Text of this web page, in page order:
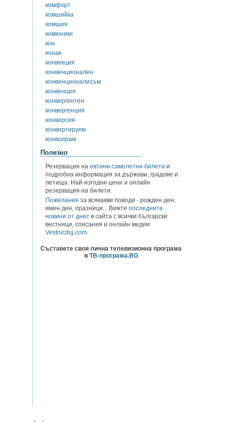
комфорт
комшийка
комшия
комюнике
кон
конак
конвекция
конвенционален
конвенционализъм
конвенция
конвергентен
конвергенция
конверсия
конвертируем
конвоирам
Полезно
Резервация на евтини самолетни билети и
подробна информация за държави, градове и
летища. Най-изгодни цени и онлайн
резервация на билети.
Пожелания за всякакви поводи - рожден ден,
имен ден, празници... Вижте последните
новини от днес в сайта с всички български
вестници, списания и онлайн медии:
Vestnicibg.com.
Съставете своя лична телевизионна програма
в ТВ-програма.BG